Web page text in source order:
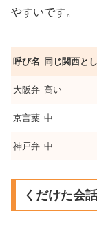
やすいです。
呼び名 同じ関西と
大阪弁 高い
京言葉 中
神戸弁 中
くだけた会